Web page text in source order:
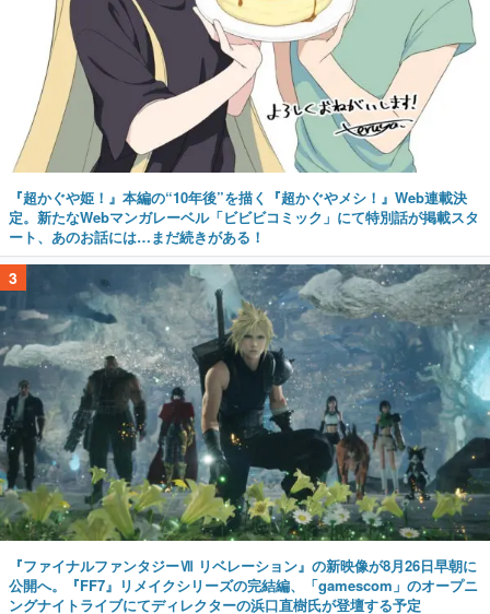
『超かぐや姫！』本編の“10年後”を描く『超かぐやメシ！』Web連載決
定。新たなWebマンガレーベル「ビビビコミック」にて特別話が掲載スタ
ート、あのお話には…まだ続きがある！
3
『ファイナルファンタジーⅦ リベレーション』の新映像が8月26日早朝に
公開へ。『FF7』リメイクシリーズの完結編、「gamescom」のオープニ
ングナイトライブにてディレクターの浜口直樹氏が登壇する予定